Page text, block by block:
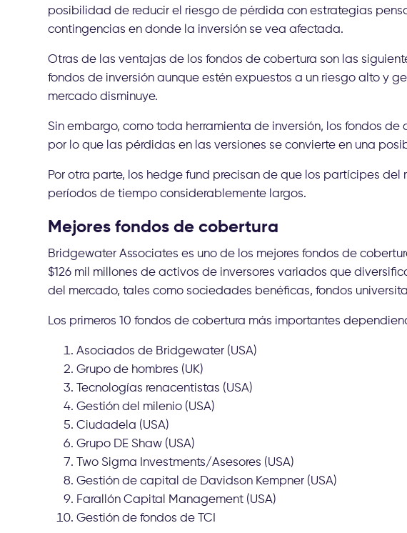
posibilidad de reducir el riesgo de pérdida con estrategias
contingencias en donde la inversión se vea afectada.
Otras de las ventajas de los fondos de cobertura son las
fondos de inversión aunque estén expuestos a un riesgo alto y
mercado disminuye.
Sin embargo, como toda herramienta de inversión, los fondos de
por lo que las pérdidas en las versiones se convierte en una
Por otra parte, los hedge fund precisan de que los partícipes
períodos de tiempo considerablemente largos.
Mejores fondos de cobertura
Bridgewater Associates es uno de los mejores fondos de
$126 mil millones de activos de inversores variados que
del mercado, tales como sociedades benéficas, fondos
Los primeros 10 fondos de cobertura más importantes
Asociados de Bridgewater (USA)
Grupo de hombres (UK)
Tecnologías renacentistas (USA)
Gestión del milenio (USA)
Ciudadela (USA)
Grupo DE Shaw (USA)
Two Sigma Investments/Asesores (USA)
Gestión de capital de Davidson Kempner (USA)
Farallón Capital Management (USA)
Gestión de fondos de TCI